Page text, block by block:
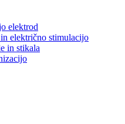
elektrod
električno stimulacijo
in stikala